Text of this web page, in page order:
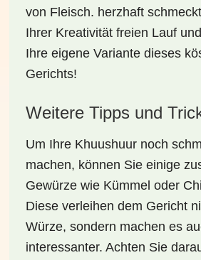
von Fleisch. herzhaft
Ihrer Kreativität freien Lauf
Ihre eigene Variante dieses
Gerichts!
Weitere Tipps und
Um Ihre Khuushuur noch
machen, können Sie einige
Gewürze wie Kümmel oder
Diese verleihen dem Gericht
Würze, sondern machen es
interessanter. Achten Sie